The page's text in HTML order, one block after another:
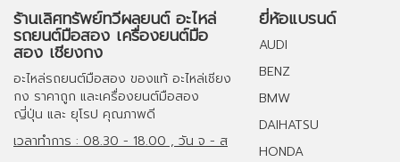
ร้านเลิศทรัพย์ทวีผลยนต์ อะไหล่
รถยนต์มือสอง เครื่องยนต์มือ
สอง เชียงกง
อะไหล่รถยนต์มือสอง ของแท้ อะไหล่เชียง
กง ราคาถูก และเครื่องยนต์มือสอง
ญี่ปุ่น และ ยุโรป คุณภาพดี
เวลาทำการ : 08.30 - 18.00 , วัน จ - ส
ยี่ห้อแบรนด์
AUDI
BENZ
BMW
DAIHATSU
HONDA